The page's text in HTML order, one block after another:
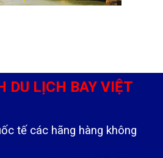
DU LỊCH BAY VIỆT
tế các hãng hàng không